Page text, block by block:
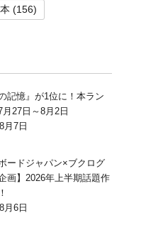
(156)
記憶』が1位に！本ラン
月27日～8月2日
月7日
ードジャパン×ブクログ
画】2026年上半期話題作
月6日